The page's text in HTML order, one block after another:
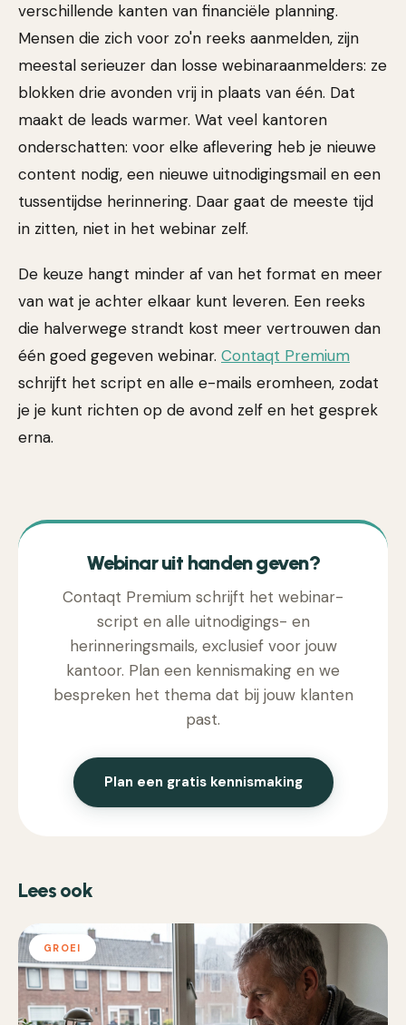
verschillende kanten van financiële planning.
Mensen die zich voor zo'n reeks aanmelden, zijn
meestal serieuzer dan losse webinaraanmelders: ze
blokken drie avonden vrij in plaats van één. Dat
maakt de leads warmer. Wat veel kantoren
onderschatten: voor elke aflevering heb je nieuwe
content nodig, een nieuwe uitnodigingsmail en een
tussentijdse herinnering. Daar gaat de meeste tijd
in zitten, niet in het webinar zelf.
De keuze hangt minder af van het format en meer
van wat je achter elkaar kunt leveren. Een reeks
die halverwege strandt kost meer vertrouwen dan
één goed gegeven webinar. Contaqt Premium
schrijft het script en alle e-mails eromheen, zodat
je je kunt richten op de avond zelf en het gesprek
erna.
Webinar uit handen geven?
Contaqt Premium schrijft het webinar-
script en alle uitnodigings- en
herinneringsmails, exclusief voor jouw
kantoor. Plan een kennismaking en we
bespreken het thema dat bij jouw klanten
past.
Plan een gratis kennismaking
Lees ook
GROEI